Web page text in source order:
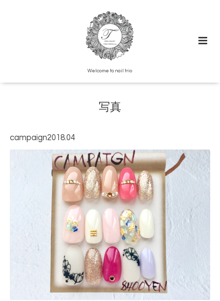
Welcome to nail trio
写真
campaign2018.04